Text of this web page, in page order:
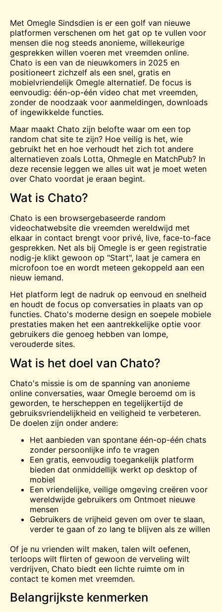
Met Omegle Sindsdien is er een golf van nieuwe
platformen verschenen om het gat op te vullen voor
mensen die nog steeds anonieme, willekeurige
gesprekken willen voeren met vreemden online.
Chato is een van de nieuwkomers in 2025 en
positioneert zichzelf als een snel, gratis en
mobielvriendelijk Omegle alternatief. De focus is
eenvoudig: één-op-één video chat met vreemden,
zonder de noodzaak voor aanmeldingen, downloads
of ingewikkelde functies.
Maar maakt Chato zijn belofte waar om een top
random chat site te zijn? Hoe veilig is het, wie
gebruikt het en hoe verhoudt het zich tot andere
alternatieven zoals Lotta, Ohmegle en MatchPub? In
deze recensie leggen we alles uit wat je moet weten
over Chato voordat je eraan begint.
Wat is Chato?
Chato is een browsergebaseerde random
videochatwebsite die vreemden wereldwijd met
elkaar in contact brengt voor privé, live, face-to-face
gesprekken. Net als bij Omegle is er geen registratie
nodig-je klikt gewoon op "Start", laat je camera en
microfoon toe en wordt meteen gekoppeld aan een
nieuw iemand.
Het platform legt de nadruk op eenvoud en snelheid
en houdt de focus op conversaties in plaats van op
functies. Chato's moderne design en soepele mobiele
prestaties maken het een aantrekkelijke optie voor
gebruikers die genoeg hebben van lompe,
verouderde sites.
Wat is het doel van Chato?
Chato's missie is om de spanning van anonieme
online conversaties, waar Omegle beroemd om is
geworden, te herscheppen en tegelijkertijd de
gebruiksvriendelijkheid en veiligheid te verbeteren.
De doelen zijn onder andere:
Het aanbieden van spontane één-op-één chats
zonder persoonlijke info te vragen
Een gratis, eenvoudig toegankelijk platform
bieden dat onmiddellijk werkt op desktop of
mobiel
Een vriendelijke, veilige omgeving creëren voor
wereldwijde gebruikers om Ontmoet nieuwe
mensen
Gebruikers de vrijheid geven om over te slaan,
verder te gaan of zo lang te blijven als ze willen
Of je nu vrienden wilt maken, talen wilt oefenen,
terloops wilt flirten of gewoon de verveling wilt
verdrijven, Chato biedt een lichte ruimte om in
contact te komen met vreemden.
Belangrijkste kenmerken